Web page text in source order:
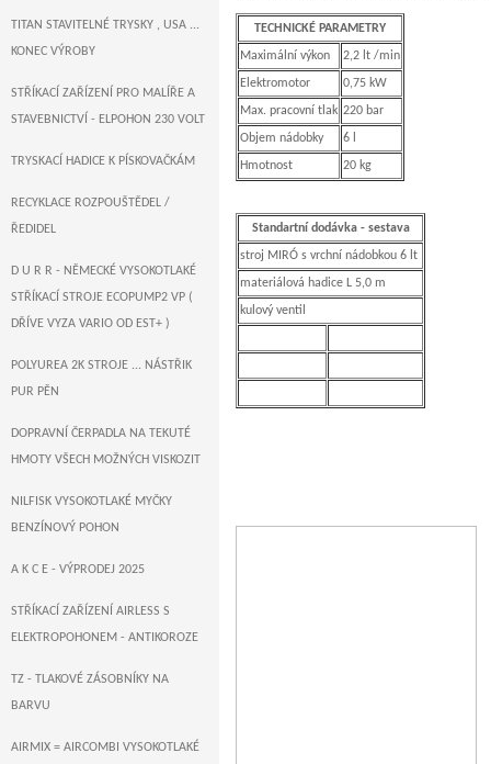
TECHNICKÉ PARAMETRY
Maximální výkon 2,2 lt /min
Elektromotor 0,75 kW
Max. pracovní tlak 220 bar
Objem nádobky 6 l
Hmotnost 20 kg
Standartní dodávka - sestava
stroj MIRÓ s vrchní nádobkou 6 lt
materiálová hadice L 5,0 m
kulový ventil
TITAN STAVITELNÉ TRYSKY , USA ...
KONEC VÝROBY
STŘÍKACÍ ZAŘÍZENÍ PRO MALÍŘE A
STAVEBNICTVÍ - ELPOHON 230 VOLT
TRYSKACÍ HADICE K PÍSKOVAČKÁM
RECYKLACE ROZPOUŠTĚDEL /
ŘEDIDEL
D U R R - NĚMECKÉ VYSOKOTLAKÉ
STŘÍKACÍ STROJE ECOPUMP2 VP (
DŘÍVE VYZA VARIO OD EST+ )
POLYUREA 2K STROJE ... NÁSTŘIK
PUR PĚN
DOPRAVNÍ ČERPADLA NA TEKUTÉ
HMOTY VŠECH MOŽNÝCH VISKOZIT
NILFISK VYSOKOTLAKÉ MYČKY
BENZÍNOVÝ POHON
A K C E - VÝPRODEJ 2025
STŘÍKACÍ ZAŘÍZENÍ AIRLESS S
ELEKTROPOHONEM - ANTIKOROZE
TZ - TLAKOVÉ ZÁSOBNÍKY NA
BARVU
AIRMIX = AIRCOMBI VYSOKOTLAKÉ